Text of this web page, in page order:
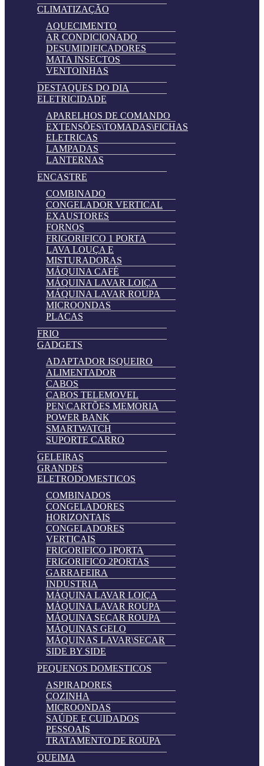
CLIMATIZAÇÃO
AQUECIMENTO
AR CONDICIONADO
DESUMIDIFICADORES
MATA INSECTOS
VENTOINHAS
DESTAQUES DO DIA
ELETRICIDADE
APARELHOS DE COMANDO
EXTENSÕES\TOMADAS\FICHAS
ELETRICAS
LAMPADAS
LANTERNAS
ENCASTRE
COMBINADO
CONGELADOR VERTICAL
EXAUSTORES
FORNOS
FRIGORIFICO 1 PORTA
LAVA LOUÇA E
MISTURADORAS
MÁQUINA CAFÉ
MÁQUINA LAVAR LOIÇA
MÁQUINA LAVAR ROUPA
MICROONDAS
PLACAS
FRIO
GADGETS
ADAPTADOR ISQUEIRO
ALIMENTADOR
CABOS
CABOS TELEMOVEL
PEN\CARTÕES MEMORIA
POWER BANK
SMARTWATCH
SUPORTE CARRO
GELEIRAS
GRANDES
ELETRODOMESTICOS
COMBINADOS
CONGELADORES
HORIZONTAIS
CONGELADORES
VERTICAIS
FRIGORIFICO 1PORTA
FRIGORIFICO 2PORTAS
GARRAFEIRA
INDUSTRIA
MÁQUINA LAVAR LOIÇA
MÁQUINA LAVAR ROUPA
MÁQUINA SECAR ROUPA
MÁQUINAS GELO
MÁQUINAS LAVAR\SECAR
SIDE BY SIDE
PEQUENOS DOMESTICOS
ASPIRADORES
COZINHA
MICROONDAS
SAÚDE E CUIDADOS
PESSOAIS
TRATAMENTO DE ROUPA
QUEIMA